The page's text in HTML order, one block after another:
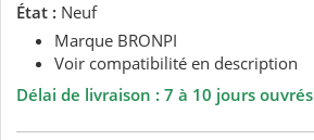
État : Neuf
Marque BRONPI
Voir compatibilité en description
Délai de livraison : 7 à 10 jours ouvrés